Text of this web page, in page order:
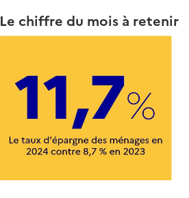
Le chiffre du mois à retenir